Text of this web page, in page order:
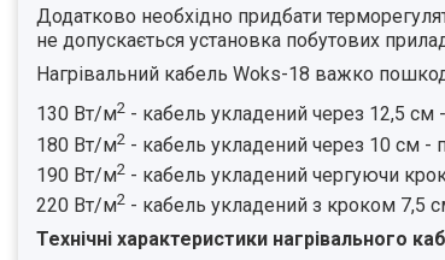
Додатково необхідно придбати
не допускається установка побутових
Нагрівальний кабель Woks-18 важко
130 Вт/м2 - кабель укладений через 12,5 см
180 Вт/м2 - кабель укладений через 10 см -
190 Вт/м2 - кабель укладений чергуючи
220 Вт/м2 - кабель укладений з кроком 7,5
Технічні характеристики нагрівального